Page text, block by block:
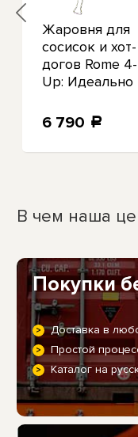
Жаровня для
сосисок и хот-
догов Rome 4-
Up: Идеально
приготовления
на гриле
6 790 a
В чем наша
Покупки
Доставка в
Простой
Каталог на